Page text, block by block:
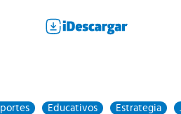
Educativos Estrategia